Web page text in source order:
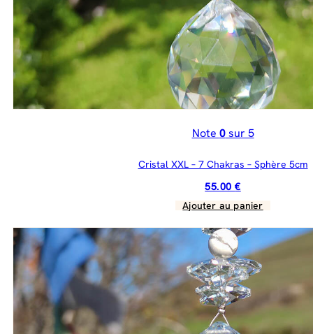
Note 0sur 5
Cristal XXL – 7 Chakras – Sphère 5cm
55.00€
Ajouter au panier